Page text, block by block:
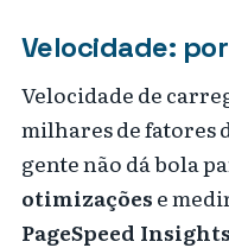
Velocidade:
Velocidade de
milhares de fatores
gente não dá bola
otimizaçõese
PageSpeed Insights